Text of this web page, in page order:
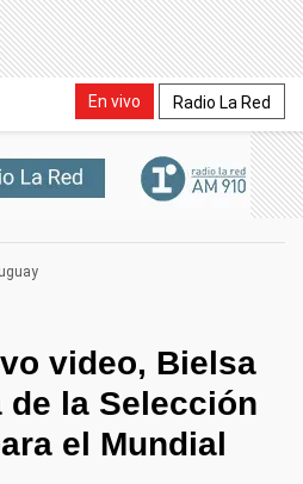
En vivo Radio La Red
video, Bielsa
la Selección
el Mundial